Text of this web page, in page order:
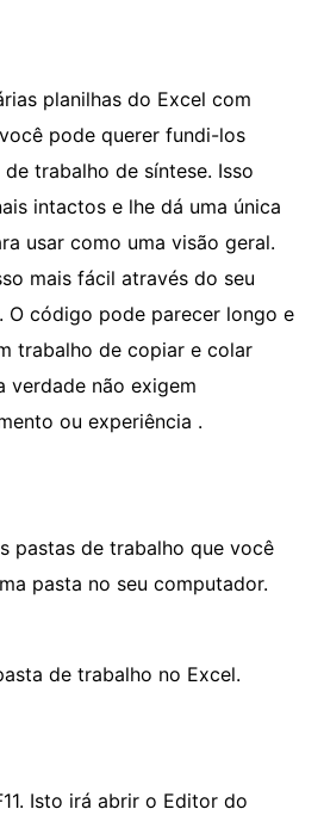
planilhas do Excel com
pode querer fundi-los
trabalho de síntese. Isso
intactos e lhe dá uma única
usar como uma visão geral.
mais fácil através do seu
O código pode parecer longo e
trabalho de copiar e colar
verdade não exigem
ou experiência .
pastas de trabalho que você
pasta no seu computador.
de trabalho no Excel.
Isto irá abrir o Editor do